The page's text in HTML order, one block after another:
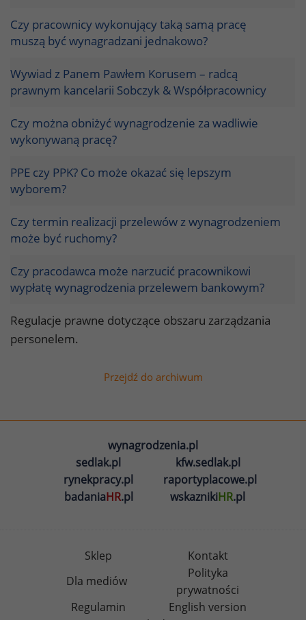
Czy pracownicy wykonujący taką samą pracę
muszą być wynagradzani jednakowo?
Wywiad z Panem Pawłem Korusem – radcą
prawnym kancelarii Sobczyk & Współpracownicy
Czy można obniżyć wynagrodzenie za wadliwie
wykonywaną pracę?
PPE czy PPK? Co może okazać się lepszym
wyborem?
Czy termin realizacji przelewów z wynagrodzeniem
może być ruchomy?
Czy pracodawca może narzucić pracownikowi
wypłatę wynagrodzenia przelewem bankowym?
Regulacje prawne dotyczące obszaru zarządzania
personelem.
Przejdź do archiwum
wynagrodzenia.pl
sedlak.pl
kfw.sedlak.pl
rynekpracy.pl
raportyplacowe.pl
badaniaHR.pl wskaznikiHR.pl
Sklep
Kontakt
Dla mediów
Polityka
prywatności
Regulamin
English version